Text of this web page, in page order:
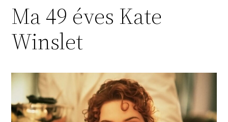
Ma 49 éves Kate
Winslet